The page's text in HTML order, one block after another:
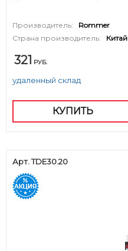
Производитель:
Rommer
Страна производитель:
Китай
321 РУБ.
удаленный склад
КУПИТЬ
Арт. TDE30.20